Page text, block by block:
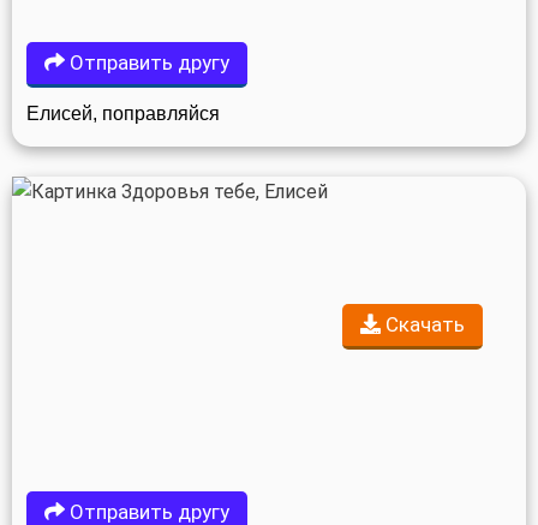
Отправить другу
Елисей, поправляйся
Скачать
Отправить другу